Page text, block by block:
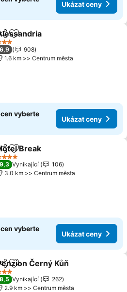
Ukázat ceny
Přidat na seznam oblíbených
Počet hvězdiček
6,9
908
1.6 km >> Centrum města
vyberte
Ukázat ceny
Přidat na seznam oblíbených
Break
Počet hvězdiček
9,3 Vynikající
106
3.0 km >> Centrum města
vyberte
Ukázat ceny
Přidat na seznam oblíbených
Černý Kůň
Počet hvězdiček
8,5 Vynikající
262
2.9 km >> Centrum města